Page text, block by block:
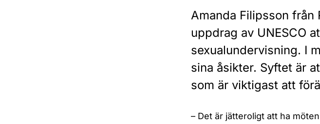
Amanda Filipsson från
uppdrag av UNESCO
sexualundervisning. I
sina åsikter. Syftet är
som är viktigast att
– Det är jätteroligt att ha